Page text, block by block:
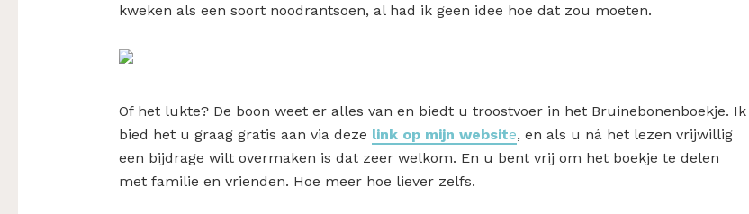
kweken als een soort noodrantsoen, al had ik geen idee hoe dat zou moeten.
Of het lukte? De boon weet er alles van en biedt u troostvoer in het Bruinebonenboekje. Ik
bied het u graag gratis aan via deze link op mijn website, en als u ná het lezen vrijwillig
een bijdrage wilt overmaken is dat zeer welkom. En u bent vrij om het boekje te delen
met familie en vrienden. Hoe meer hoe liever zelfs.